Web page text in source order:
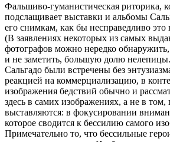
Фальшиво-гуманистическая риторика,
подслащивает выставки и альбомы
его снимкам, как бы несправедливо это
(В заявлениях некоторых из самых
фотографов можно нередко
и не заметить, большую долю
Сальгадо были встречены без
реакцией на коммерциализацию, в
изображения бедствий обычно и
здесь в самих изображениях, а не в том,
выставляются: в фокусировании
которое сводится к бессилию самого
Примечательно то, что бессильные